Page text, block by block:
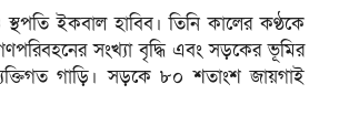
ইকবাল হাবিব। তিনি কালের কণ্ঠকে
সংখ্যা বৃদ্ধি এবং সড়কের ভূমির
গাড়ি। সড়কে ৮০ শতাংশ জায়গাই